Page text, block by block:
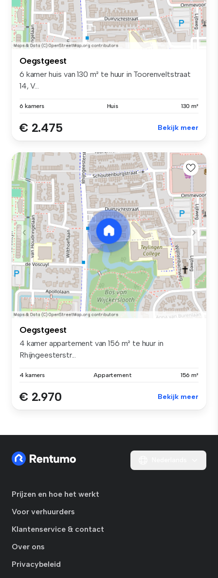
Oegstgeest
6 kamer huis van 130 m² te huur in Toorenveltstraat
14, V...
6 kamers Huis 130 m²
€ 2.475 Bekijk meer
Oegstgeest
4 kamer appartement van 156 m² te huur in
Rhijngeesterstr...
4 kamers Appartement 156 m²
€ 2.970 Bekijk meer
Prijzen en hoe het werkt
Voor verhuurders
Klantenservice & contact
Over ons
Privacybeleid